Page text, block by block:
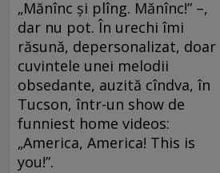
„Mănînc şi plîng. Mănînc!” –,
dar nu pot. În urechi îmi
răsună, depersonalizat, doar
cuvintele unei melodii
obsedante, auzită cîndva, în
Tucson, într-un show de
funniest home videos:
„America, America! This is
you!”.